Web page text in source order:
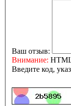
Ваш отзыв:
Внимание:
Введите код,